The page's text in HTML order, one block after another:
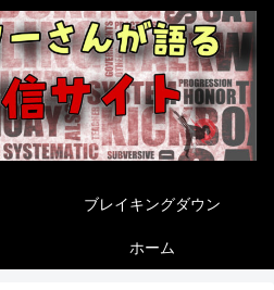
ブレイキングダウン
ホーム